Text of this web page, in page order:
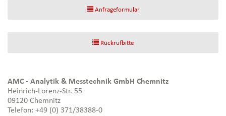
Anfrageformular
Rückrufbitte
AMC - Analytik & Messtechnik GmbH Chemnitz
Heinrich-Lorenz-Str. 55
09120 Chemnitz
Telefon: +49 (0) 371/38388-0